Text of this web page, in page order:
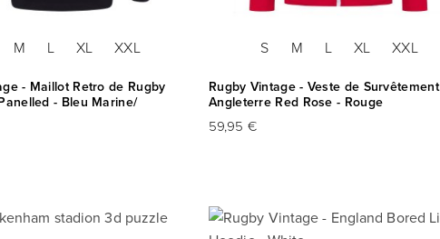
M L XL XXL
- Maillot Retro de Rugby
- Bleu Marine/
S M L XL XXL
Rugby Vintage - Veste de Survêtement
Angleterre Red Rose - Rouge
59,95 €